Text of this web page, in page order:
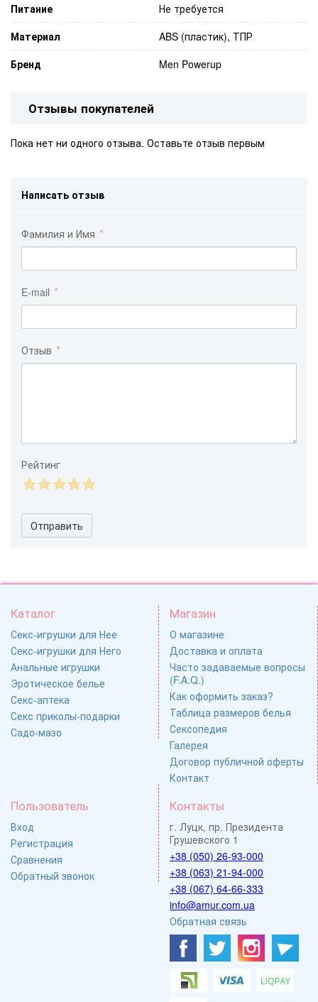
Питание
Не требуется
Материал
ABS (пластик), ТПР
Бренд
Men Powerup
Отзывы покупателей
Пока нет ни одного отзыва. Оставьте отзыв первым
Написать отзыв
Фамилия и Имя
E-mail
Отзыв
Рейтинг
Отправить
Каталог
Секс-игрушки для Нее
Секс-игрушки для Него
Анальные игрушки
Эротическое белье
Секс-аптека
Секс приколы-подарки
Садо-мазо
Магазин
О магазине
Доставка и оплата
Часто задаваемые вопросы
(F.A.Q.)
Как оформить заказ?
Таблица размеров белья
Сексопедия
Галерея
Договор публичной оферты
Контакт
Пользователь
Вход
Регистрация
Сравнения
Обратный звонок
Контакты
г. Луцк, пр. Президента
Грушевского 1
+38 (050) 26-93-000
+38 (063) 21-94-000
+38 (067) 64-66-333
info@amur.com.ua
Обратная связь